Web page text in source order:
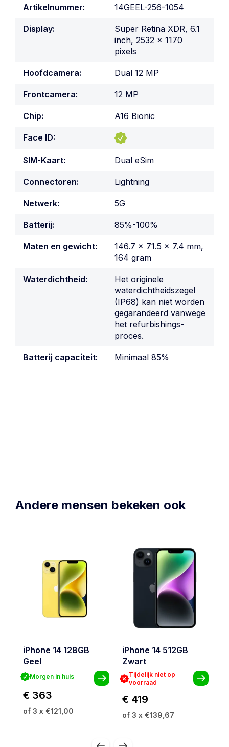
Artikelnummer: 14GEEL-256-1054
Display:
Super Retina XDR, 6.1
inch, 2532 x 1170
pixels
Hoofdcamera: Dual 12 MP
Frontcamera: 12 MP
Chip: A16 Bionic
Face ID:
SIM-Kaart: Dual eSim
Connectoren: Lightning
Netwerk: 5G
Batterij: 85%-100%
Maten en gewicht:
146.7 x 71.5 x 7.4 mm,
164 gram
Waterdichtheid:
Het originele
waterdichtheidszegel
(IP68) kan niet worden
gegarandeerd vanwege
het refurbishings-
proces.
Batterij capaciteit: Minimaal 85%
Andere mensen bekeken ook
iPhone 14 128GB
Geel
Morgen in huis
€ 363
of 3 x €121,00
iPhone 14 512GB
Zwart
Tijdelijk niet op
voorraad
€ 419
of 3 x €139,67